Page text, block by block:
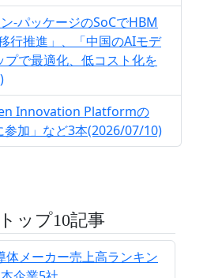
-パッケージのSoCでHBM
行推進」、「中国のAIモデ
で最適化、低コスト化を
Innovation Platformの
参加」など3本(2026/07/10)
ップ10記事
体メーカー売上高ランキン